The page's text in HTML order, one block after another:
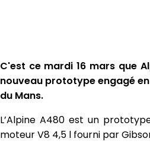
C'est ce mardi 16 mars que
nouveau prototype engagé en
du Mans.
L’Alpine A480 est un
moteur V8 4,5 l fourni par